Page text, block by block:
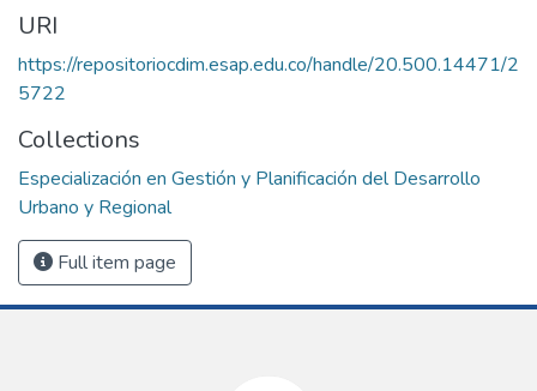
URI
https://repositoriocdim.esap.edu.co/handle/20.500.14471/2
5722
Collections
Especialización en Gestión y Planificación del Desarrollo
Urbano y Regional
Full item page